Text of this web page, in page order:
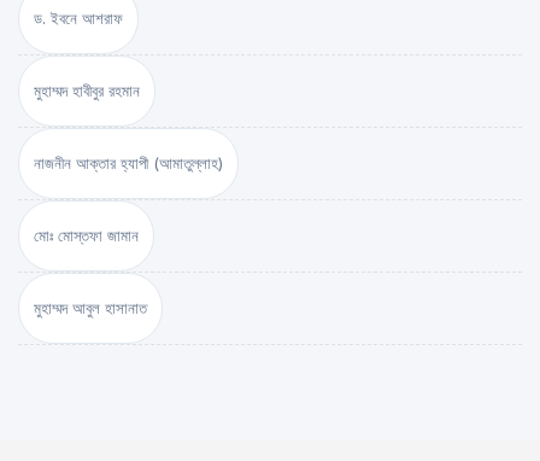
ড. ইবনে আশরাফ
মুহাম্মদ হাবীবুর রহমান
নাজনীন আক্তার হ্যাপী (আমাতুল্লাহ)
মোঃ মোস্তফা জামান
মুহাম্মদ আবুল হাসানাত